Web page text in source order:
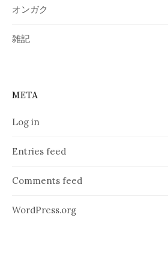
オンガク
雑記
META
Log in
Entries feed
Comments feed
WordPress.org